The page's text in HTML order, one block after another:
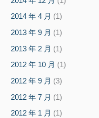
2014 年 4 月 (1)
2013 年 9 月 (1)
2013 年 2 月 (1)
2012 年 10 月 (1)
2012 年 9 月 (3)
2012 年 7 月 (1)
2012 年 1 月 (1)